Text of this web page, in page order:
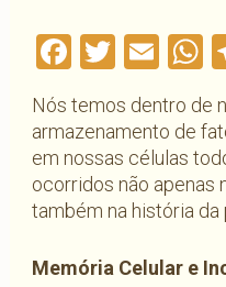
Facebook
Twitter
Nós temos dentro de
armazenamento de
em nossas células
ocorridos não apenas
também na história da
Memória Celular e